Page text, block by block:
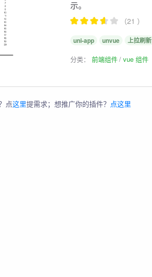
示。
（21 ）
uni-app unvue 上拉刷新
分类： 前端组件 vue 组件
点这里提需求；想推广你的插件？ 点这里